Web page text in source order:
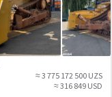
≈ 3 775 172 500 UZS
≈ 316 849 USD